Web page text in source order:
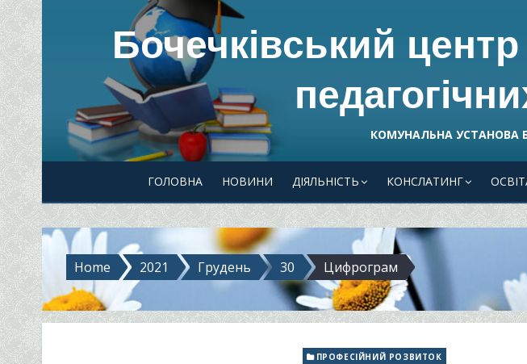
Бочечківський
КОМУНАЛЬНА УСТАНОВА
ГОЛОВНА НОВИНИ ДІЯЛЬНІСТЬ КОНСЛАТИНГ
Home 2021 Грудень 30 Цифрограм
ПРОФЕСІЙНИЙ РОЗВИТОК